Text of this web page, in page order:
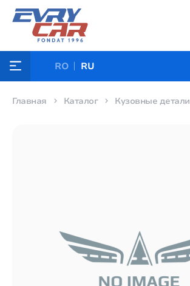
RO RU
Главная Каталог Кузовные детали